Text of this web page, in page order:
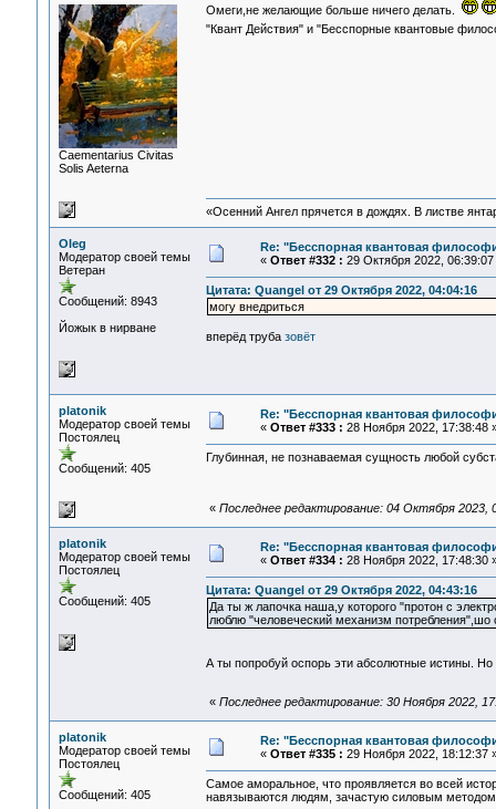
Сaementarius Civitas
Solis Aeterna
Омеги,не желающие больше ничего делать.
"Квант Действия" и "Бесспорные квантовые
«Осенний Ангел прячется в дождях. В листве
Oleg
Модератор своей темы
Ветеран
Сообщений: 8943
Йожык в нирване
Re: "Бесспорная квантовая
« Ответ #332 : 29 Октября 2022, 06:39:07
Цитата: Quangel от 29 Октября 2022, 04:04:16
могу внедриться
вперёд труба зовёт
platonik
Модератор своей темы
Постоялец
Сообщений: 405
Re: "Бесспорная квантовая
« Ответ #333 : 28 Ноября 2022, 17:38:48
Глубинная, не познаваемая сущность любой
« Последнее редактирование: 04 Октября 2023,
platonik
Модератор своей темы
Постоялец
Сообщений: 405
Re: "Бесспорная квантовая
« Ответ #334 : 28 Ноября 2022, 17:48:30
Цитата: Quangel от 29 Октября 2022, 04:43:16
Да ты ж лапочка наша,у которого "протон с
люблю "человеческий механизм потребления",шо
А ты попробуй оспорь эти абсолютные истины. Но
« Последнее редактирование: 30 Ноября 2022,
platonik
Модератор своей темы
Постоялец
Сообщений: 405
Re: "Бесспорная квантовая
« Ответ #335 : 29 Ноября 2022, 18:12:37
Самое аморальное, что проявляется во всей
навязываются людям, зачастую силовым методом